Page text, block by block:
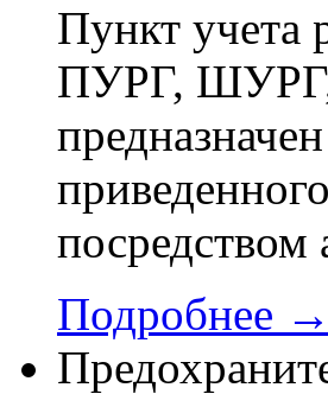
Пункт
ПУРГ,
посредством
Подробнее →